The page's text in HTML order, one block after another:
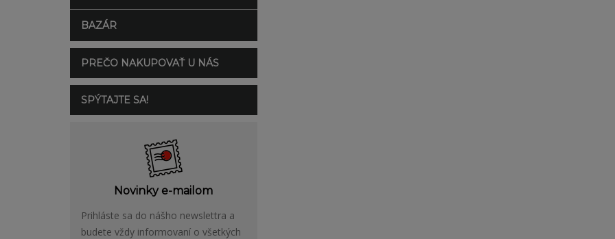
BAZÁR
PREČO NAKUPOVAŤ U NÁS
SPÝTAJTE SA!
Novinky e-mailom
Prihláste sa do nášho newslettra a
budete vždy informovaní o všetkých